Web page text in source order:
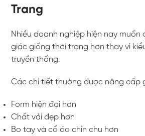
Trang
Nhiều doanh nghiệp hiện nay
giác giống thời trang hơn thay vì
truyền thống.
Các chi tiết thường được nâng cấp
Form hiện đại hơn
Chất vải đẹp hơn
Bo tay và cổ áo chỉn chu hơn